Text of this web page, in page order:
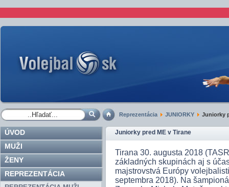
Reprezentácia JUNIORKY Juniorky
ÚVOD
MUŽI
ŽENY
REPREZENTÁCIA
Juniorky pred ME v Tirane
Tirana 30. augusta 2018
základných skupinách aj s
majstrovstvá Európy
septembra 2018). Na